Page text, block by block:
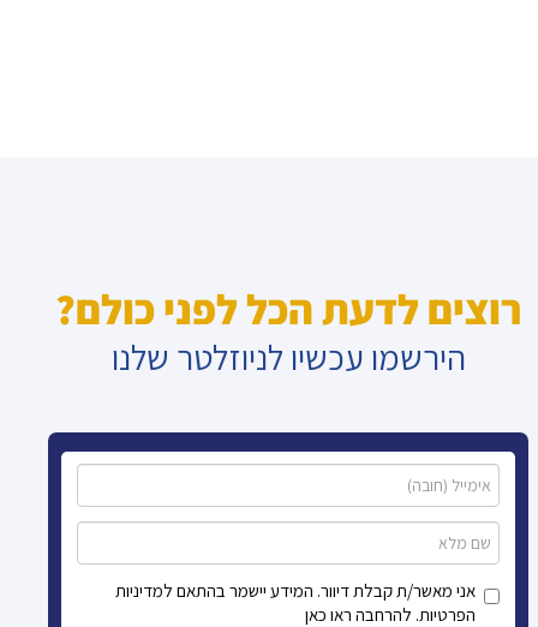
רוצים לדעת הכל לפני כולם?
הירשמו עכשיו לניוזלטר שלנו
אני מאשר/ת קבלת דיוור. המידע יישמר בהתאם למדיניות
הפרטיות. להרחבה ראו כאן